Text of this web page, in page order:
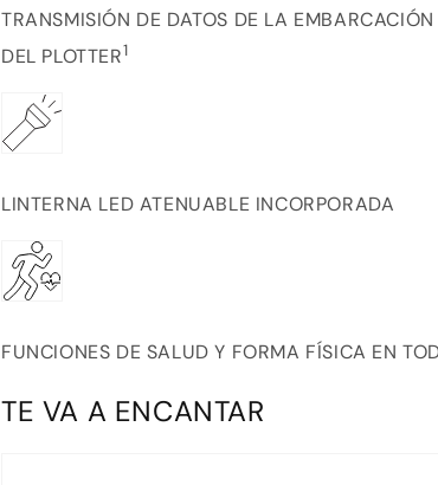
TRANSMISIÓN DE DATOS DE LA
DEL PLOTTER1
LINTERNA LED ATENUABLE INCORPORADA
FUNCIONES DE SALUD Y FORMA FÍSICA EN
TE VA A ENCANTAR